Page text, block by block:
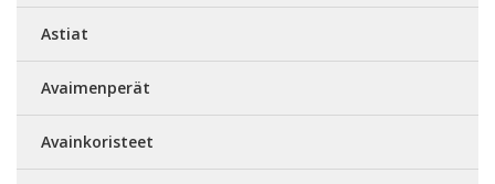
Astiat
Avaimenperät
Avainkoristeet